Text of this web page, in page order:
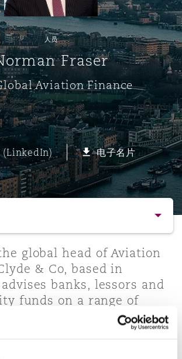
Commerical Dispute
Debt Recovery
Emergency Response & Crisis
Management
Finance & Leasing
Insurance Coverage
MRO (Maintenance, Repair &
企业、商业与合规保险
数据保护与隐私权
劳动、养老金和移民n
金融
知识产权
技术、外包与数据
Commercial Litigation
Trade & Commodities
Corporate, Commercial &
Insurance
Cyber Risk
Employers' & Public Liability
Employment Practices
Financial Institutions,
Officers
基础设施
PPP/PFI
Public Procurement
房地产
External Investigations
Financial Services
Fraud & White-Collar Crime
Internal Investigations
Professional Services
Safety, Security, Health &
- 解锁智能索赔新模式
室
地大厦）
人员
Fraser
Aviation Finance
(LinkedIn) 电子名片
global head of Aviation
& Co, based in
banks, lessors and
funds on a range of
corporate matters.
particular expertise in